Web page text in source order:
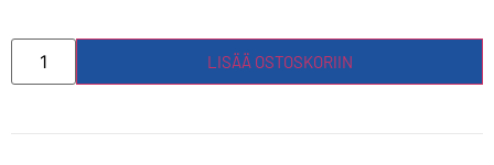
LISÄÄ OSTOSKORIIN